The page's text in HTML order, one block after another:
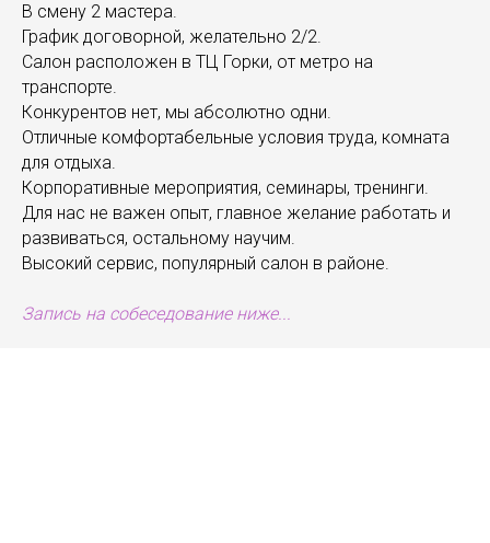
В смену 2 мастера.
График договорной, желательно 2/2.
Салон расположен в ТЦ Горки, от метро на
транспорте.
Конкурентов нет, мы абсолютно одни.
Отличные комфортабельные условия труда, комната
для отдыха.
Корпоративные мероприятия, семинары, тренинги.
Для нас не важен опыт, главное желание работать и
развиваться, остальному научим.
Высокий сервис, популярный салон в районе.
Запись на собеседование ниже...